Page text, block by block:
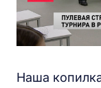
Наша